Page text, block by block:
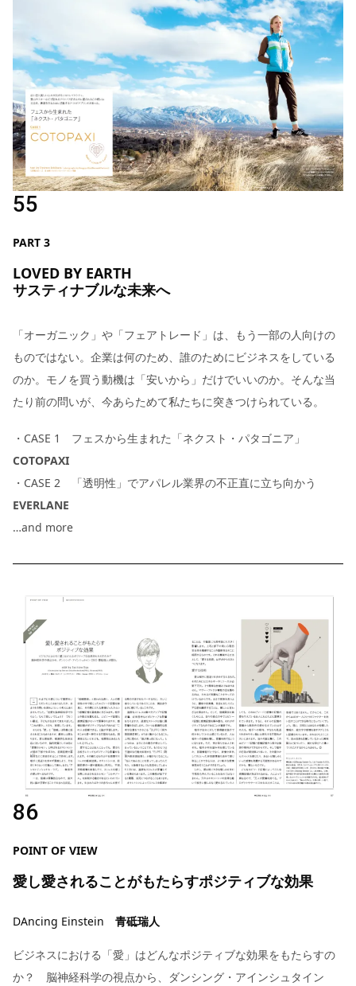
55
PART 3
LOVED BY EARTH
サスティナブルな未来へ
「オーガニック」や「フェアトレード」は、もう一部の人向けの
ものではない。企業は何のため、誰のためにビジネスをしている
のか。モノを買う動機は「安いから」だけでいいのか。そんな当
たり前の問いが、今あらためて私たちに突きつけられている。
・CASE 1 フェスから生まれた「ネクスト・パタゴニア」
COTOPAXI
・CASE 2 「透明性」でアパレル業界の不正直に立ち向かう
EVERLANE
…and more
86
POINT OF VIEW
愛し愛されることがもたらすポジティブな効果
DAncing Einstein 青砥瑞人
ビジネスにおける「愛」はどんなポジティブな効果をもたらすの
か？ 脳神経科学の視点から、ダンシング・アインシュタイン